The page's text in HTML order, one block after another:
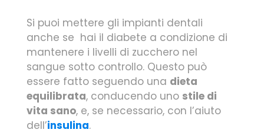
Si puoi mettere gli impianti dentali
anche se hai il diabete a condizione di
mantenere i livelli di zucchero nel
sangue sotto controllo. Questo può
essere fatto seguendo una dieta
equilibrata, conducendo uno stile di
vita sano, e, se necessario, con l’aiuto
dell’insulina.